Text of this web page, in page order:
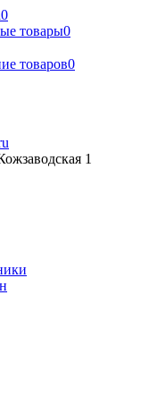
0
товары0
товаров0
1